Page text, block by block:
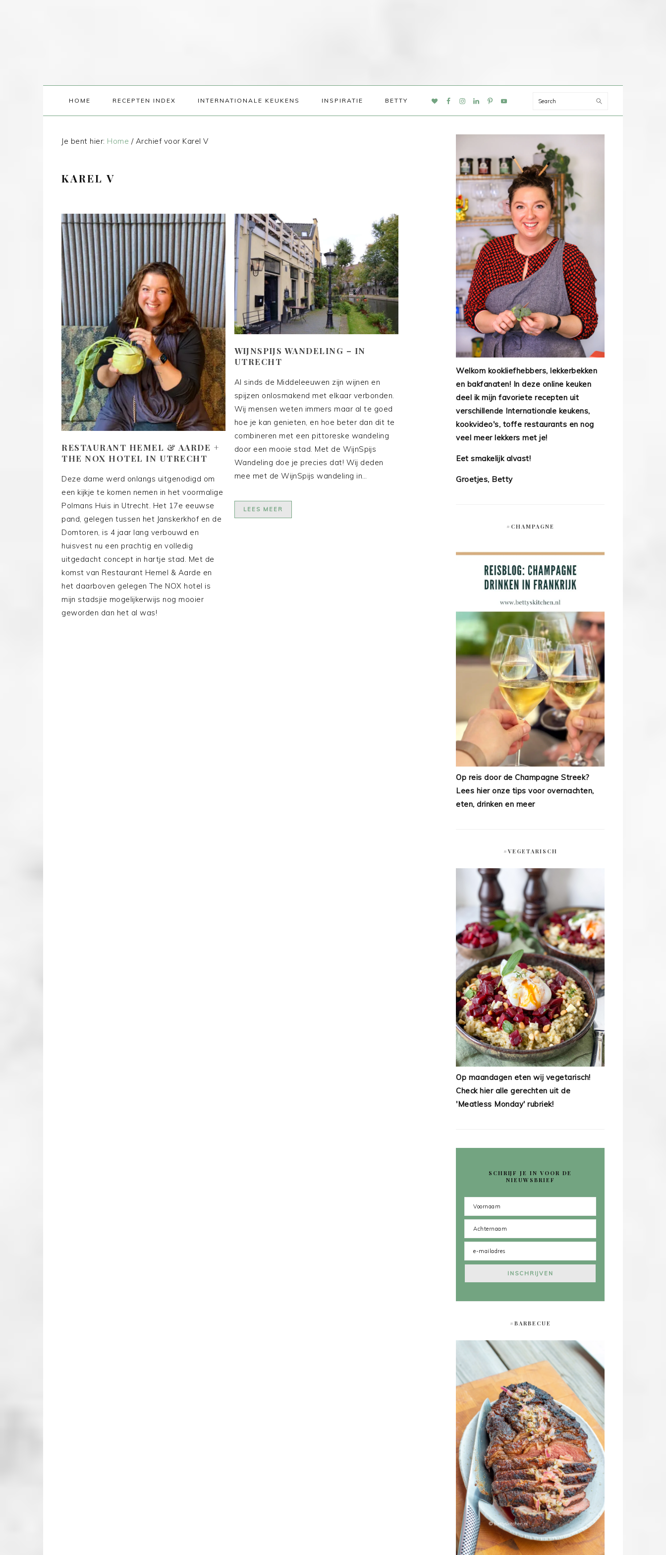
HOME RECEPTEN INDEX INTERNATIONALE KEUKENS INSPIRATIE BETTY
NAV
Search
Je bent hier: Home /Archief voor Karel V
KAREL V
RESTAURANT HEMEL & AARDE +
THE NOX HOTEL IN UTRECHT
Deze dame werd onlangs uitgenodigd om
een kijkje te komen nemen in het voormalige
Polmans Huis in Utrecht. Het 17e eeuwse
pand, gelegen tussen het Janskerkhof en de
Domtoren, is 4 jaar lang verbouwd en
huisvest nu een prachtig en volledig
uitgedacht concept in hartje stad. Met de
komst van Restaurant Hemel & Aarde en
het daarboven gelegen The NOX hotel is
mijn stadsjie mogelijkerwijs nog mooier
geworden dan het al was!
WIJNSPIJS WANDELING – IN
UTRECHT
Al sinds de Middeleeuwen zijn wijnen en
spijzen onlosmakend met elkaar verbonden.
Wij mensen weten immers maar al te goed
hoe je kan genieten, en hoe beter dan dit te
combineren met een pittoreske wandeling
door een mooie stad. Met de WijnSpijs
Wandeling doe je precies dat! Wij deden
mee met de WijnSpijs wandeling in…
LEES MEER
Welkom kookliefhebbers, lekkerbekken
en bakfanaten! In deze online keuken
deel ik mijn favoriete recepten uit
verschillende Internationale keukens,
kookvideo's, toffe restaurants en nog
veel meer lekkers met je!
Eet smakelijk alvast!
Groetjes, Betty
#CHAMPAGNE
Op reis door de Champagne Streek?
Lees hier onze tips voor overnachten,
eten, drinken en meer
#VEGETARISCH
Op maandagen eten wij vegetarisch!
Check hier alle gerechten uit de
'Meatless Monday' rubriek!
SCHRIJF JE IN VOOR DE
NIEUWSBRIEF
#BARBECUE